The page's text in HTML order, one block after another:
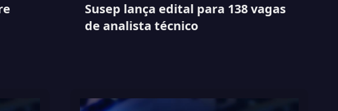
Susep lança edital para 138 vagas
de analista técnico